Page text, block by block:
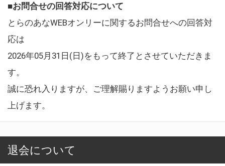
■お問合せの回答対応について
とらのあなWEBオンリーに関するお問合せへの回答対
応は
2026年05月31日(日)をもって終了とさせていただきま
す。
誠に恐れ入りますが、ご理解賜りますようお願い申し
上げます。
退会について